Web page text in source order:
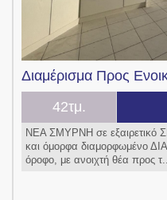
Διαμέρισμα Προς
42τμ.
ΝΕΑ ΣΜΥΡΝΗ σε εξαιρετικό
και όμορφα διαμορφωμένο
όροφο, με ανοιχτή θέα προς τ...